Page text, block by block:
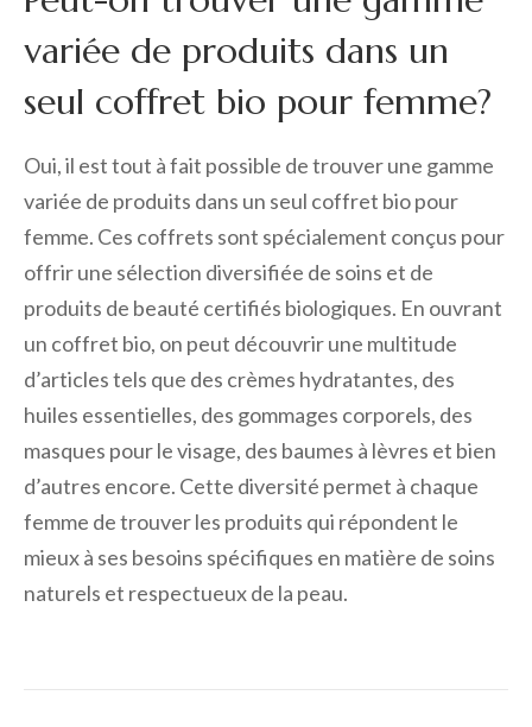
variée de produits dans un
seul coffret bio pour femme?
Oui, il est tout à fait possible de trouver une gamme
variée de produits dans un seul coffret bio pour
femme. Ces coffrets sont spécialement conçus pour
offrir une sélection diversifiée de soins et de
produits de beauté certifiés biologiques. En ouvrant
un coffret bio, on peut découvrir une multitude
d’articles tels que des crèmes hydratantes, des
huiles essentielles, des gommages corporels, des
masques pour le visage, des baumes à lèvres et bien
d’autres encore. Cette diversité permet à chaque
femme de trouver les produits qui répondent le
mieux à ses besoins spécifiques en matière de soins
naturels et respectueux de la peau.